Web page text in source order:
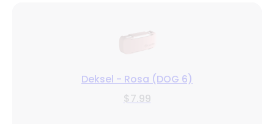
Deksel - Rosa (DOG 6)
$7.99